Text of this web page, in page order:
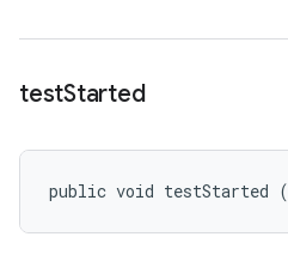
testStarted
public void testStarted (